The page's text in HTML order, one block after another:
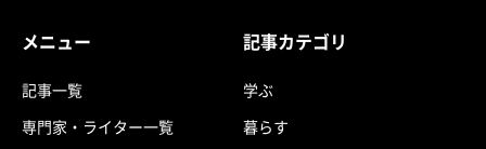
メニュー
記事一覧
専門家・ライター一覧
記事カテゴリ
学ぶ
暮らす